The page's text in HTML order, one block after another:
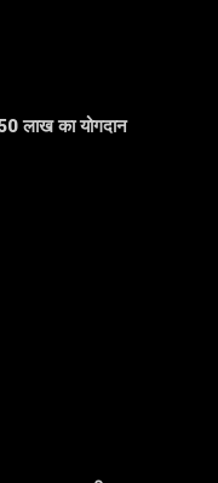
लाख का योगदान